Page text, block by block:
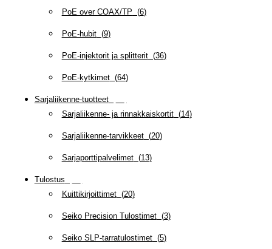
PoE over COAX/TP (6)
PoE-hubit(9)
PoE-injektorit ja splitterit(36)
PoE-kytkimet(64)
Sarjaliikenne-tuotteet(
Sarjaliikenne- ja rinnakkaiskortit(14)
Sarjaliikenne-tarvikkeet(20)
Sarjaporttipalvelimet(13)
Tulostus
Kuittikirjoittimet(20)
Seiko Precision Tulostimet(3)
Seiko SLP-tarratulostimet(5)